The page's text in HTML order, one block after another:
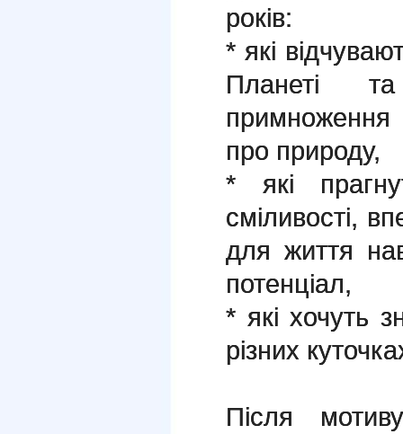
років:
* які
Планеті
примноження
про природу,
* які
сміливості,
для життя
потенціал,
* які хочуть
різних
Після